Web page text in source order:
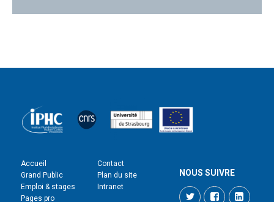
Accueil
Grand Public
Emploi & stages
Pages pro
Contact
Plan du site
Intranet
NOUS SUIVRE
TwitterFacebook